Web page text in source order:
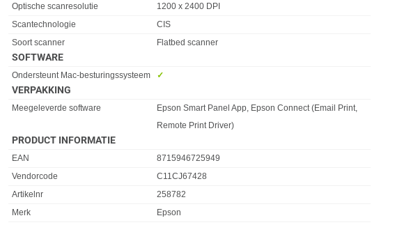
Optische scanresolutie
1200 x 2400 DPI
Scantechnologie
CIS
Soort scanner
Flatbed scanner
SOFTWARE
Eigenschap Waarde
Ondersteunt Mac-besturingssysteem ✓︎
VERPAKKING
Eigenschap Waarde
Meegeleverde software
Epson Smart Panel App, Epson Connect (Email Print,
Remote Print Driver)
PRODUCT INFORMATIE
EAN
8715946725949
Vendorcode
C11CJ67428
Artikelnr
258782
Merk
Epson